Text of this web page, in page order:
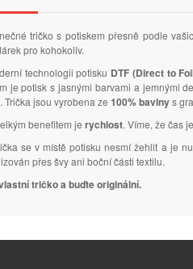
tričko s potiskem přesně podle
pro kohokoliv.
technologii potisku DTF (Direct to
je potisk s jasnými barvami a jemnými
. Trička jsou vyrobena ze 100% bavlnys
benefitem je rychlost. Víme, že čas
se v místě potisku nesmí žehlit a je
přes švy ani boční části textilu.
tričko a buďte originální.